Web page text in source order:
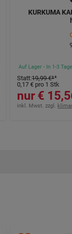
KURKUMA
Statt:19,99 €³
Auf Lager - In 1-3
inkl. Mwst. zzgl.
0,17 € pro 1 Stk